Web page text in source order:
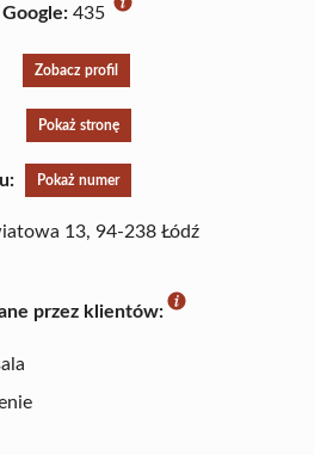
435
Zobacz profil
Pokaż stronę
Pokaż numer
13, 94-238 Łódź
przez klientów: